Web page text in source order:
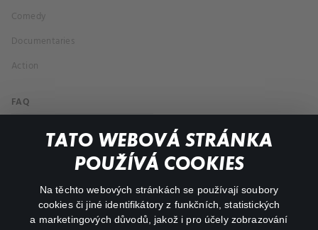
TATO WEBOVÁ STRÁNKA
POUŽÍVÁ COOKIES
Na těchto webových stránkách se používají soubory
cookies či jiné identifikátory z funkčních, statistických
a marketingových důvodů, jakož i pro účely zobrazování
Comedy
Documentaries
Action
FAQ
My profile
facebookinstagram